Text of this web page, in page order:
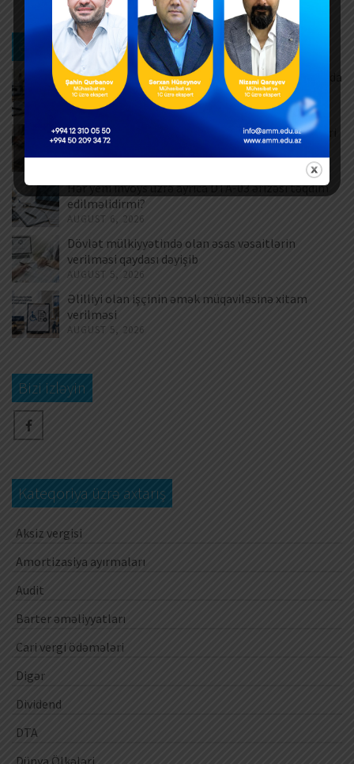
Ən son xəbərlər
Məşğulluq Strategiyası 2026–2030: Əmək bazarında
yeni hədəflər
AUGUST 6, 2026
ƏDV ödəyicilərinə mühüm yenilik – Bəyannamələri
vergi orqanı özü dolduracaq
Hər yeni invoys üzrə ayrıca DTA-03 ərizəsi təqdim
edilməlidirmi?
AUGUST 6, 2026
Dövlət mülkiyyətində olan əsas vəsaitlərin
verilməsi qaydası dəyişib
AUGUST 5, 2026
Əlilliyi olan işçinin əmək müqaviləsinə xitam
verilməsi
AUGUST 5, 2026
Bizi izləyin
Kateqoriya üzrə axtarış
Aksiz vergisi
Amortizasiya ayırmaları
Audit
Barter əməliyyatları
Cari vergi ödəmələri
Digər
Dividend
DTA